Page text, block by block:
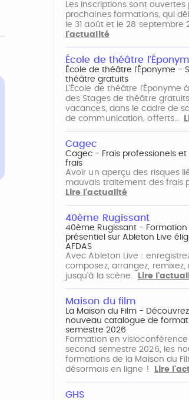
Les inscriptions sont ouvertes
prochaines formations, qui
le 31 août et le 28 septembre
l'actualité
École de théâtre
École de théâtre l'Éponyme -
théâtre gratuits
L'École de théâtre l'Éponyme
des Stages de théâtre
vacances, dans le cadre de
de communication, offerts…
Cagec
Cagec - Frais professionels et
frais
Avoir un aperçu des risques
mauvais traitement des frais
Lire l'actualité
40ème Rugissant
40ème Rugissant -
présentiel sur Ableton Live
AFDAS
Avec Ableton Live :
composez, arrangez, remixez,
jusqu'à la scène.
Lire
Maison du film
La Maison du Film -
nouveau catalogue de
semestre 2026
Formation en
second semestre 2026, les
formations de la Maison du
désormais en ligne !
Lire
GHS